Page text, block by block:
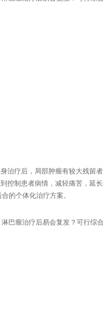
治疗后，局部肿瘤有较大残留
控制患者病情，减轻痛苦，延
的个体化治疗方案。